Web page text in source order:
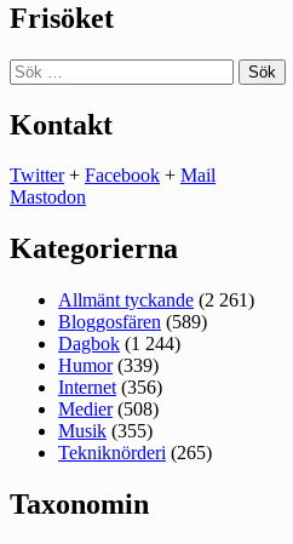
Frisöket
Sök
efter:
Kontakt
Twitter+ Facebook + Mail
Mastodon
Kategorierna
Allmänt tyckande (2 261)
Bloggosfären (589)
Dagbok (1 244)
Humor(339)
Internet (356)
Medier(508)
Musik (355)
Tekniknörderi (265)
Taxonomin